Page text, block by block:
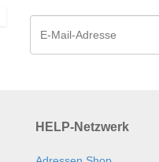
HELP-Netzwerk